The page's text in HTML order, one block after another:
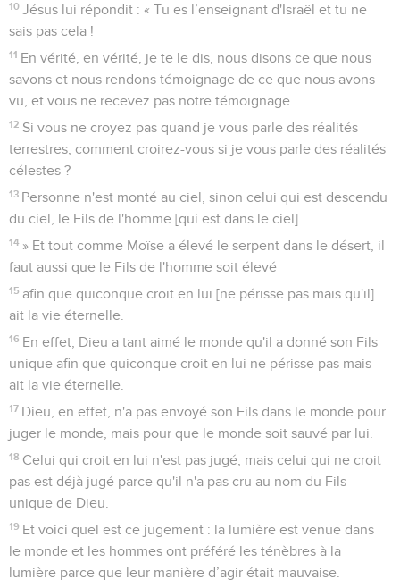
de naître d'eau et d'Esprit, on ne peut entrer dans le royaume
de Dieu.
6
Ce qui est né de parents humains est humain et ce qui est
né de l'Esprit est Esprit.
Ne t'étonne pas que je t'aie dit : ‘Il faut que vous naissiez
de nouveau.’
Le vent souffle où il veut et tu en entends le bruit, mais tu
personne qui est née de l'Esprit. »
Nicodème reprit la parole et lui dit : « Comment cela peut-il
se faire ? »
Jésus lui répondit : « Tu es l’enseignant d'Israël et tu ne
sais pas cela !
savons et nous rendons témoignage de ce que nous avons
vu, et vous ne recevez pas notre témoignage.
terrestres, comment croirez-vous si je vous parle des réalités
célestes ?
13 Personne n'est monté au ciel, sinon celui qui est descendu
du ciel, le Fils de l'homme [qui est dans le ciel].
» Et tout comme Moïse a élevé le serpent dans le désert, il
faut aussi que le Fils de l'homme soit élevé
afin que quiconque croit en lui [ne périsse pas mais qu'il]
ait la vie éternelle.